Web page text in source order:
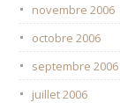
novembre 2006
octobre 2006
septembre 2006
juillet 2006